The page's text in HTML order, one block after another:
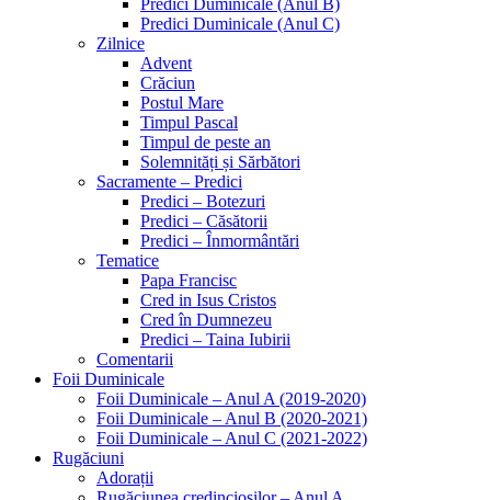
Predici Duminicale (Anul B)
Predici Duminicale (Anul C)
Zilnice
Advent
Crăciun
Postul Mare
Timpul Pascal
Timpul de peste an
Solemnități și Sărbători
Sacramente – Predici
Predici – Botezuri
Predici – Căsătorii
Predici – Înmormântări
Tematice
Papa Francisc
Cred in Isus Cristos
Cred în Dumnezeu
Predici – Taina Iubirii
Comentarii
Foii Duminicale
Foii Duminicale – Anul A (2019-2020)
Foii Duminicale – Anul B (2020-2021)
Foii Duminicale – Anul C (2021-2022)
Rugăciuni
Adorații